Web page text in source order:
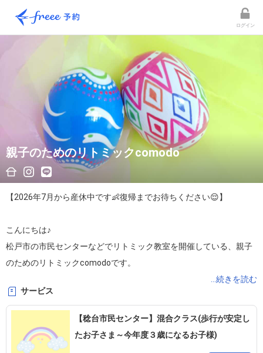
ログイン
親子のためのリトミックcomodo
【2026年7月から産休中です👶復帰までお待ちください😌】
こんにちは♪
松戸市の市民センターなどでリトミック教室を開催している、親子
のためのリトミックcomodoです。
講師は保育園や子育て支援センターで10年以上保育や子育て支援を
してきた現役ママです。
音に合わせて身体を動かして、ママも子どももリフレッシュ！
音をよく聴いて反応したり身体の動きを調節したり、また保育士と
...続きを読む
サービス
【稔台市民センター】混合クラス(歩行が安定し
たお子さま～今年度３歳になるお子様)